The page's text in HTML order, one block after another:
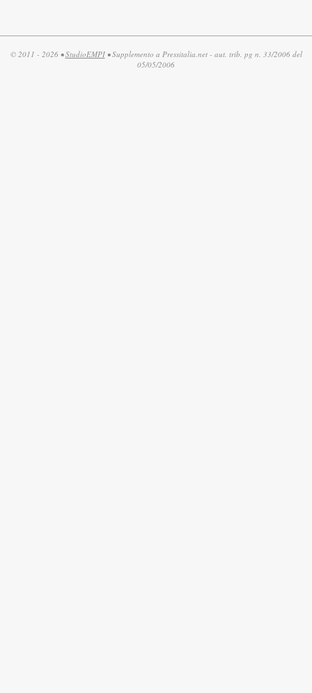
© 2011 - 2026 •StudioEMPI• Supplemento a Pressitalia.net - aut. trib. pg n. 33/2006 del
05/05/2006